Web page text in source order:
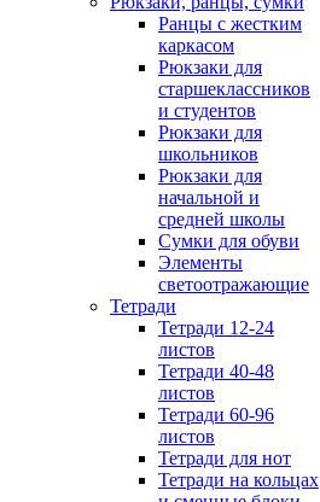
Ранцы с жестким
каркасом
Рюкзаки для
старшеклассников
и студентов
Рюкзаки для
школьников
Рюкзаки для
начальной и
средней школы
Сумки для обуви
Элементы
светоотражающие
Тетради
Тетради 12-24
листов
Тетради 40-48
листов
Тетради 60-96
листов
Тетради для нот
Тетради на кольцах